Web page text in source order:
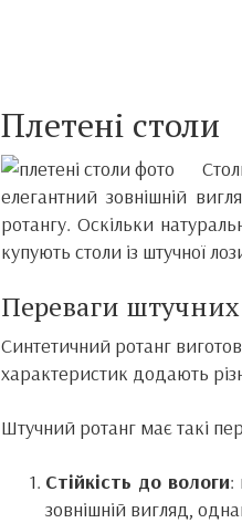
Плетені столи
елегантний зовнішній
ротангу. Оскільки
купують столи із штучної
Переваги штучних
Синтетичний ротанг
характеристик додають
Штучний ротанг має такі
Стійкість до вологи:
зовнішній вигляд,